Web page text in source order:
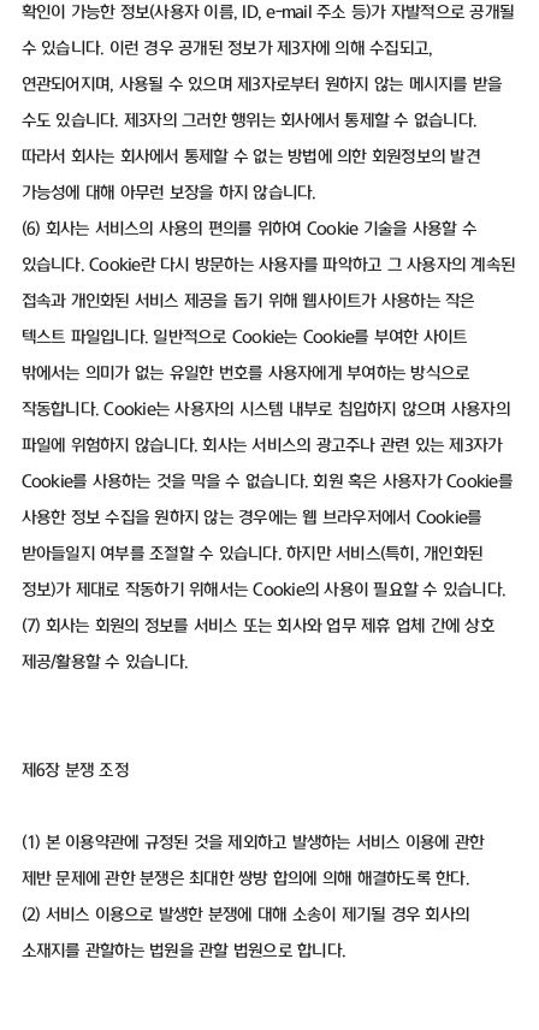
확인이 가능한 정보(사용자 이름, ID, e-mail 주소 등)가 자발적으로 공개될
수 있습니다. 이런 경우 공개된 정보가 제3자에 의해 수집되고,
연관되어지며, 사용될 수 있으며 제3자로부터 원하지 않는 메시지를 받을
수도 있습니다. 제3자의 그러한 행위는 회사에서 통제할 수 없습니다.
따라서 회사는 회사에서 통제할 수 없는 방법에 의한 회원정보의 발견
가능성에 대해 아무런 보장을 하지 않습니다.
(6) 회사는 서비스의 사용의 편의를 위하여 Cookie 기술을 사용할 수
있습니다. Cookie란 다시 방문하는 사용자를 파악하고 그 사용자의 계속된
접속과 개인화된 서비스 제공을 돕기 위해 웹사이트가 사용하는 작은
텍스트 파일입니다. 일반적으로 Cookie는 Cookie를 부여한 사이트
밖에서는 의미가 없는 유일한 번호를 사용자에게 부여하는 방식으로
작동합니다. Cookie는 사용자의 시스템 내부로 침입하지 않으며 사용자의
파일에 위험하지 않습니다. 회사는 서비스의 광고주나 관련 있는 제3자가
Cookie를 사용하는 것을 막을 수 없습니다. 회원 혹은 사용자가 Cookie를
사용한 정보 수집을 원하지 않는 경우에는 웹 브라우저에서 Cookie를
받아들일지 여부를 조절할 수 있습니다. 하지만 서비스(특히, 개인화된
정보)가 제대로 작동하기 위해서는 Cookie의 사용이 필요할 수 있습니다.
(7) 회사는 회원의 정보를 서비스 또는 회사와 업무 제휴 업체 간에 상호
제공/활용할 수 있습니다.
제6장 분쟁 조정
(1) 본 이용약관에 규정된 것을 제외하고 발생하는 서비스 이용에 관한
제반 문제에 관한 분쟁은 최대한 쌍방 합의에 의해 해결하도록 한다.
(2) 서비스 이용으로 발생한 분쟁에 대해 소송이 제기될 경우 회사의
소재지를 관할하는 법원을 관할 법원으로 합니다.